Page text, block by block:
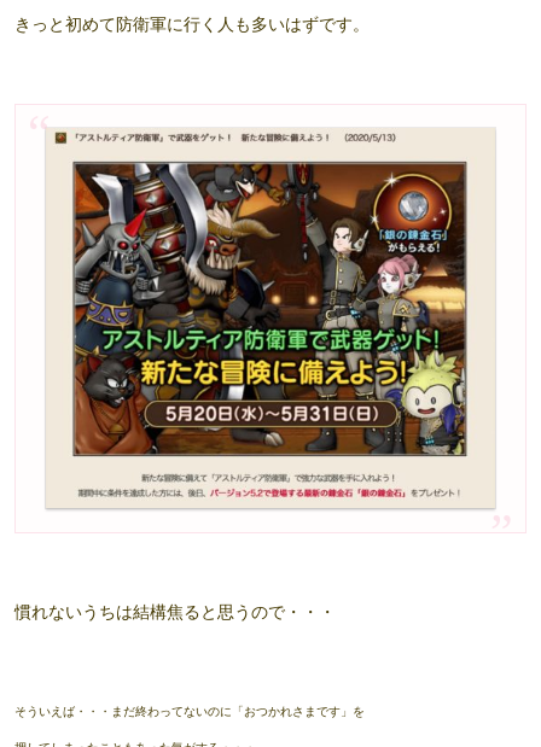
きっと初めて防衛軍に行く人も多いはずです。
慣れないうちは結構焦ると思うので・・・
そういえば・・・まだ終わってないのに「おつかれさまです」を